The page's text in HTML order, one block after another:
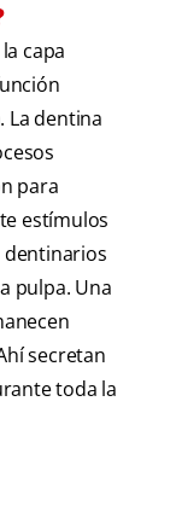
capa
La dentina
para
estímulos
dentinarios
pulpa. Una
secretan
toda la